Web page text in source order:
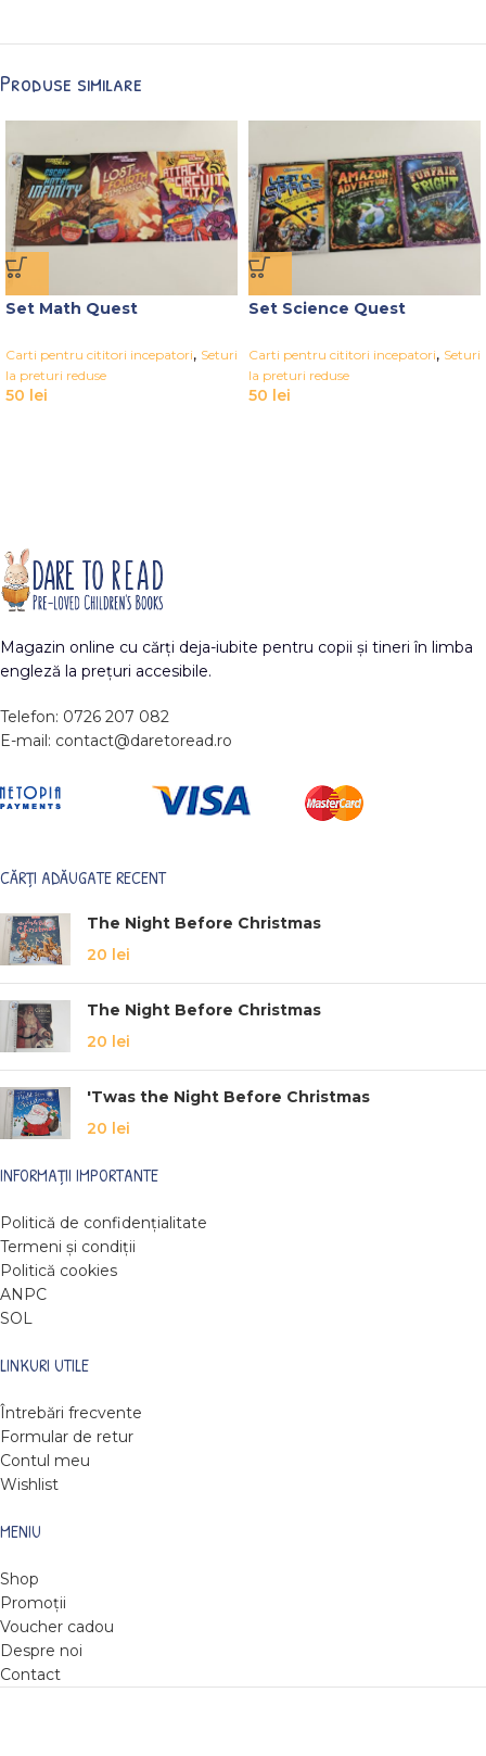
Produse similare
Set Math Quest
Carti pentru cititori incepatori, Seturi
la preturi reduse
50 lei
Set Science Quest
Carti pentru cititori incepatori, Seturi
la preturi reduse
50 lei
Magazin online cu cărți deja-iubite pentru copii și tineri în limba
engleză la prețuri accesibile.
Telefon: 0726 207 082
E-mail: contact@daretoread.ro
CĂRȚI ADĂUGATE RECENT
The Night Before Christmas
20 lei
The Night Before Christmas
20 lei
'Twas the Night Before Christmas
20 lei
INFORMAȚII IMPORTANTE
Politică de confidențialitate
Termeni și condiții
Politică cookies
ANPC
SOL
LINKURI UTILE
Întrebări frecvente
Formular de retur
Contul meu
Wishlist
MENIU
Shop
Promoții
Voucher cadou
Despre noi
Contact